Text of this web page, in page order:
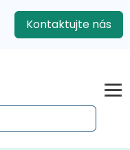
Kontaktujte nás